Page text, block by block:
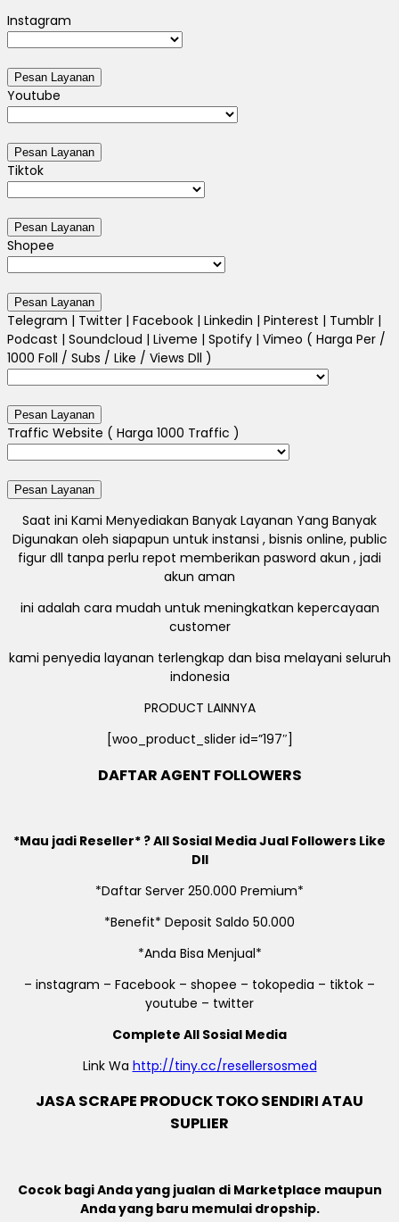
Instagram
Youtube
Tiktok
Shopee
Telegram | Twitter | Facebook | Linkedin | Pinterest | Tumblr |
Podcast | Soundcloud | Liveme | Spotify | Vimeo ( Harga Per /
1000 Foll / Subs / Like / Views Dll )
Traffic Website ( Harga 1000 Traffic )
Saat ini Kami Menyediakan Banyak Layanan Yang Banyak
Digunakan oleh siapapun untuk instansi , bisnis online, public
figur dll tanpa perlu repot memberikan pasword akun , jadi
akun aman
ini adalah cara mudah untuk meningkatkan kepercayaan
customer
kami penyedia layanan terlengkap dan bisa melayani seluruh
indonesia
PRODUCT LAINNYA
[woo_product_slider id=”197″]
DAFTAR AGENT FOLLOWERS
*Mau jadi Reseller* ? All Sosial Media Jual Followers Like
Dll
*Daftar Server 250.000 Premium*
*Benefit* Deposit Saldo 50.000
*Anda Bisa Menjual*
– instagram – Facebook – shopee – tokopedia – tiktok –
youtube – twitter
Complete All Sosial Media
Link Wa http://tiny.cc/resellersosmed
JASA SCRAPE PRODUCK TOKO SENDIRI ATAU
SUPLIER
Cocok bagi Anda yang jualan di Marketplace maupun
Anda yang baru memulai dropship.